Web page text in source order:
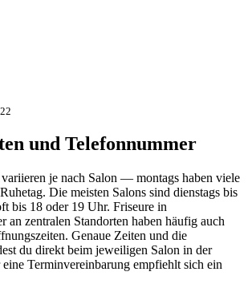
und Telefonnummer
je nach Salon — montags haben viele
Die meisten Salons sind dienstags bis
bis 18 oder 19 Uhr. Friseure in
an zentralen Standorten haben häufig auch
Genaue Zeiten und die
du direkt beim jeweiligen Salon in der
Terminvereinbarung empfiehlt sich ein